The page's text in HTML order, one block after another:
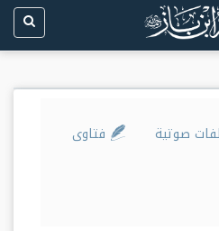
صوتية فتاوى